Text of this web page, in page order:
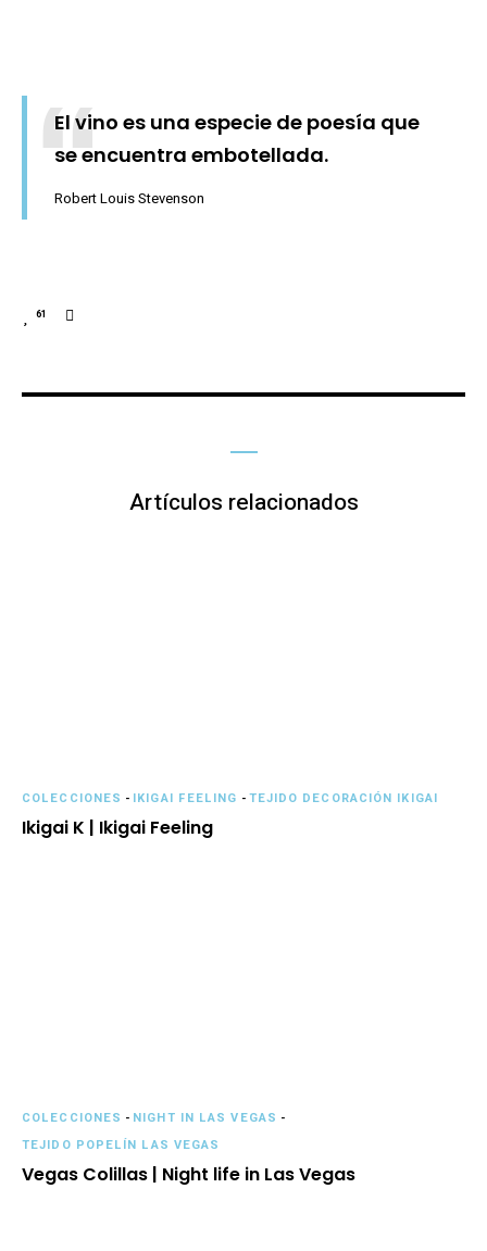
El vino es una especie de poesía que
se encuentra embotellada.
Robert Louis Stevenson
61
Artículos relacionados
COLECCIONES - IKIGAI FEELING -TEJIDO DECORACIÓN IKIGAI
Ikigai K | Ikigai Feeling
COLECCIONES - NIGHT IN LAS VEGAS -
TEJIDO POPELÍN LAS VEGAS
Vegas Colillas | Night life in Las Vegas